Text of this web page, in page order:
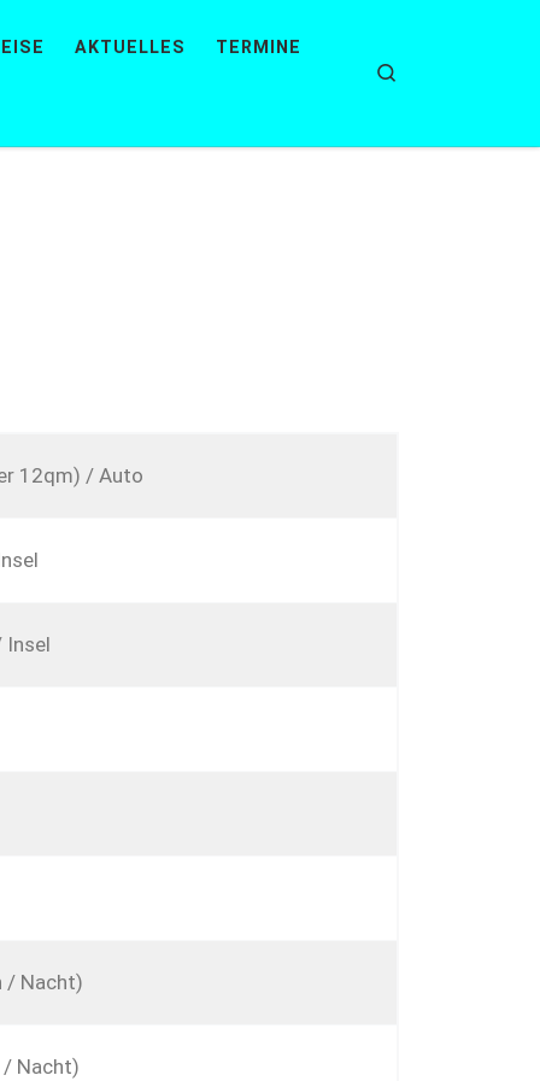
AKTUELLES TERMINE
12qm) / Auto
Insel
/ Nacht)
/ Nacht)